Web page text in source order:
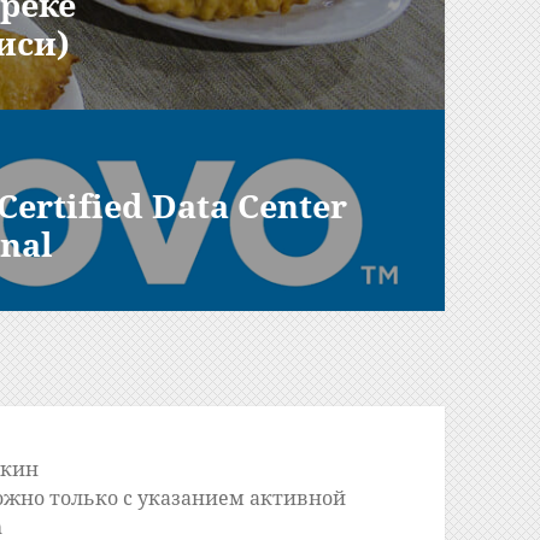
Data Center
только с указанием активной